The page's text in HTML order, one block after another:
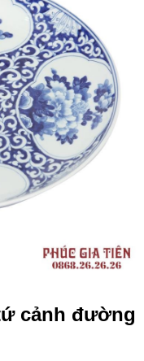
cảnh đường